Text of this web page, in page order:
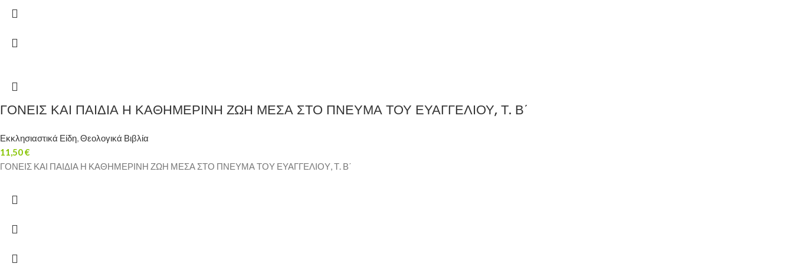
ΓΟΝΕΙΣ ΚΑΙ ΠΑΙΔΙΑ Η ΚΑΘΗΜΕΡΙΝΗ ΖΩΗ ΜΕΣΑ ΣΤΟ ΠΝΕΥΜΑ ΤΟΥ ΕΥΑΓΓΕΛΙΟΥ, Τ. Β΄
Εκκλησιαστικά Είδη,Θεολογικά Βιβλία
11,50€
ΓΟΝΕΙΣ ΚΑΙ ΠΑΙΔΙΑ Η ΚΑΘΗΜΕΡΙΝΗ ΖΩΗ ΜΕΣΑ ΣΤΟ ΠΝΕΥΜΑ ΤΟΥ ΕΥΑΓΓΕΛΙΟΥ, Τ. Β΄